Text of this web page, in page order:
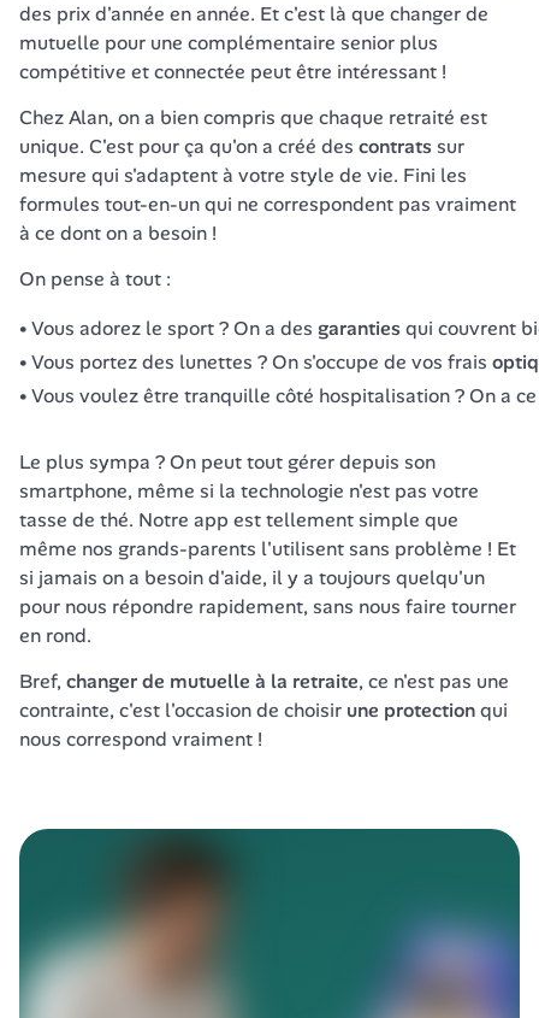
des prix d'année en année. Et c'est là que changer de
mutuelle pour une complémentaire senior plus
compétitive et connectée peut être intéressant !
Chez Alan, on a bien compris que chaque retraité est
unique. C'est pour ça qu'on a créé des contrats sur
mesure qui s'adaptent à votre style de vie. Fini les
formules tout-en-un qui ne correspondent pas vraiment
à ce dont on a besoin !
On pense à tout :
Vous adorez le sport ? On a des garantiesqui couvrent
Vous portez des lunettes ? On s'occupe de vos frais
Vous voulez être tranquille côté hospitalisation ? On a
Le plus sympa ? On peut tout gérer depuis son
smartphone, même si la technologie n'est pas votre
tasse de thé. Notre app est tellement simple que
même nos grands-parents l'utilisent sans problème ! Et
si jamais on a besoin d'aide, il y a toujours quelqu'un
pour nous répondre rapidement, sans nous faire tourner
en rond.
Bref, changer de mutuelle à la retraite, ce n'est pas une
contrainte, c'est l'occasion de choisir une protection qui
nous correspond vraiment !